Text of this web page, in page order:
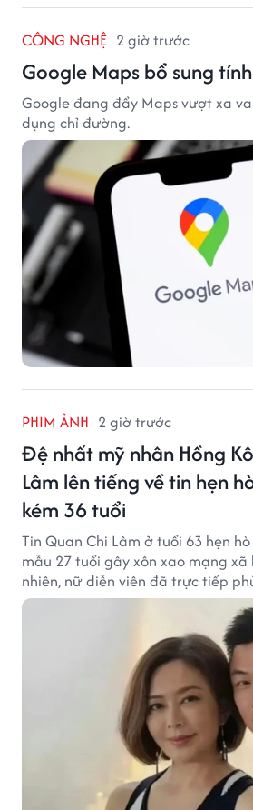
CÔNG NGHỆ 2 giờ trước
Google Maps bổ sung
Google đang đẩy Maps vượt xa
dụng chỉ đường.
PHIM ẢNH 2 giờ trước
Đệ nhất mỹ nhân Hồng
Lâm lên tiếng về tin hẹn
kém 36 tuổi
Tin Quan Chi Lâm ở tuổi 63 hẹn
mẫu 27 tuổi gây xôn xao mạng xã
nhiên, nữ diễn viên đã trực tiếp
này.